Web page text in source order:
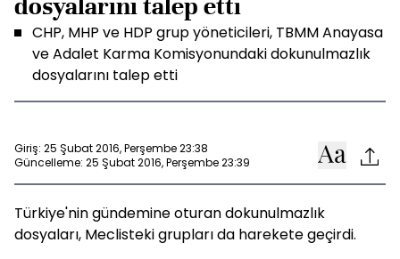
dosyalarını talep etti
CHP, MHP ve HDP grup yöneticileri, TBMM Anayasa
ve Adalet Karma Komisyonundaki dokunulmazlık
dosyalarını talep etti
Giriş: 25 Şubat 2016, Perşembe 23:38
Güncelleme: 25 Şubat 2016, Perşembe 23:39
Türkiye'nin gündemine oturan dokunulmazlık
dosyaları, Meclisteki grupları da harekete geçirdi.